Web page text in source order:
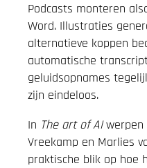
Podcasts monteren
Word. Illustraties
alternatieve koppen
automatische
geluidsopnames
zijn eindeloos.
In The art of AIwerpen
Vreekamp en Marlies
praktische blik op hoe